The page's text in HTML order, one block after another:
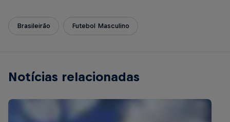
Brasileirão Futebol Masculino
Notícias relacionadas